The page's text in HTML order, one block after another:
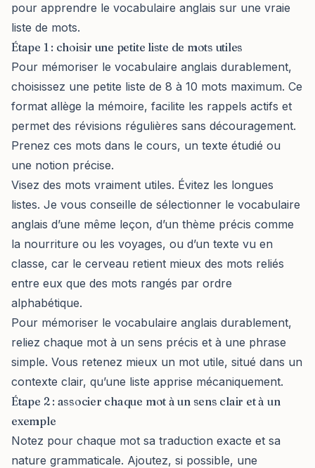
pour apprendre le vocabulaire anglais sur une vraie
liste de mots.
Étape 1 : choisir une petite liste de mots utiles
Pour mémoriser le vocabulaire anglais durablement,
choisissez une petite liste de 8 à 10 mots maximum. Ce
format allège la mémoire, facilite les rappels actifs et
permet des révisions régulières sans découragement.
Prenez ces mots dans le cours, un texte étudié ou
une notion précise.
Visez des mots vraiment utiles. Évitez les longues
listes. Je vous conseille de sélectionner le vocabulaire
anglais d’une même leçon, d’un thème précis comme
la nourriture ou les voyages, ou d’un texte vu en
classe, car le cerveau retient mieux des mots reliés
entre eux que des mots rangés par ordre
alphabétique.
Pour mémoriser le vocabulaire anglais durablement,
reliez chaque mot à un sens précis et à une phrase
simple. Vous retenez mieux un mot utile, situé dans un
contexte clair, qu’une liste apprise mécaniquement.
Étape 2 : associer chaque mot à un sens clair et à un
exemple
Notez pour chaque mot sa traduction exacte et sa
nature grammaticale. Ajoutez, si possible, une